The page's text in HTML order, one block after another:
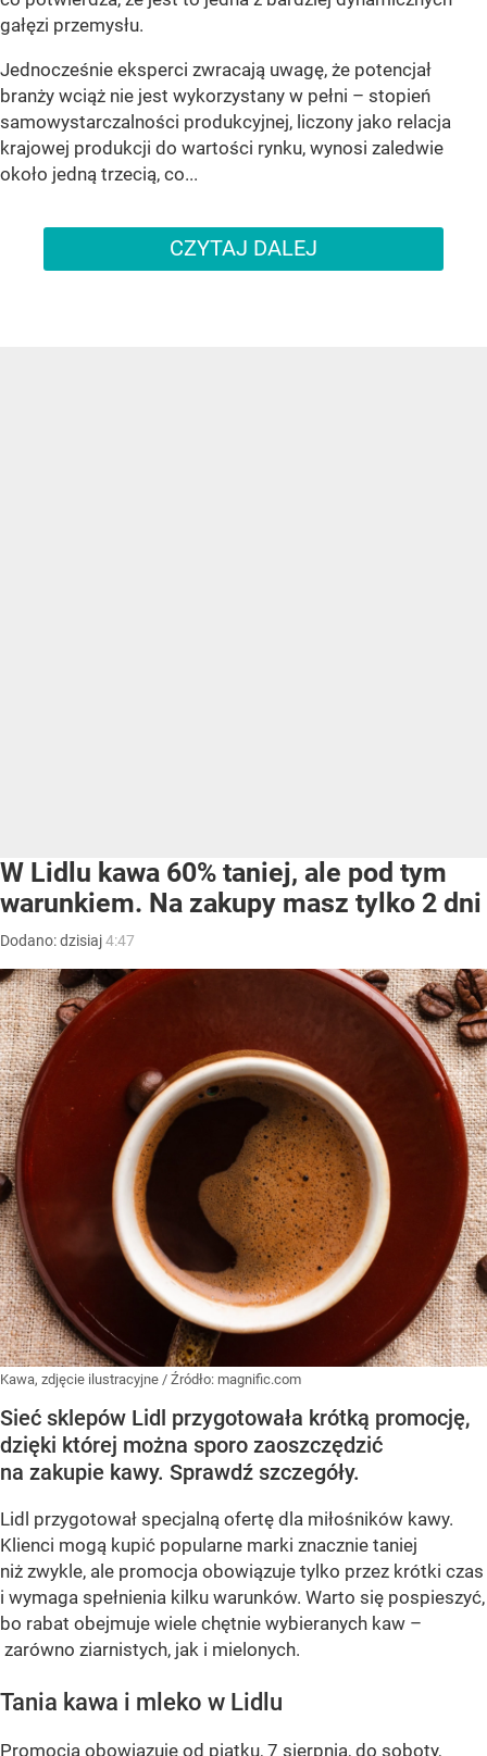
gałęzi przemysłu.
Jednocześnie eksperci zwracają uwagę, że potencjał
branży wciąż nie jest wykorzystany w pełni – stopień
samowystarczalności produkcyjnej, liczony jako relacja
krajowej produkcji do wartości rynku, wynosi zaledwie
około jedną trzecią, co...
CZYTAJ DALEJ
W Lidlu kawa 60% taniej, ale pod tym
warunkiem. Na zakupy masz tylko 2 dni
Dodano:dzisiaj4:47
Kawa, zdjęcie ilustracyjne / Źródło: magnific.com
Sieć sklepów Lidl przygotowała krótką promocję,
dzięki której można sporo zaoszczędzić
na zakupie kawy. Sprawdź szczegóły.
Lidl przygotował specjalną ofertę dla miłośników kawy.
Klienci mogą kupić popularne marki znacznie taniej
niż zwykle, ale promocja obowiązuje tylko przez krótki czas
i wymaga spełnienia kilku warunków. Warto się pospieszyć,
bo rabat obejmuje wiele chętnie wybieranych kaw –
zarówno ziarnistych, jak i mielonych.
Tania kawa i mleko w Lidlu
Promocja obowiązuje od piątku, 7 sierpnia, do soboty,